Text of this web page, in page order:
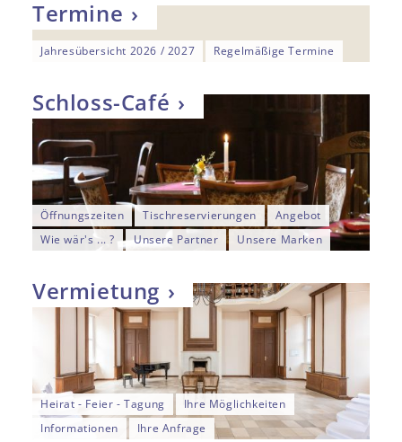
Termine
Jahresübersicht 2026 / 2027 Regelmäßige Termine
Schloss-Café
Öffnungszeiten Tischreservierungen
Angebot
Wie wär's ... ?
Unsere Partner Unsere Marken
Vermietung
Heirat - Feier - Tagung
Ihre Möglichkeiten
Informationen
Ihre Anfrage